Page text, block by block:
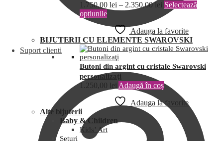
Suport clienti
1.750,00 lei – 2.350,00lei Selectează
opțiunile
Adauga la favorite
BIJUTERII CU ELEMENTE SWAROVSKI
Butoni din argint cu cristale Swarovski
personalizaţi
1.250,00 lei Adaugă în coș
Adauga la favorite
Alte bijuterii
Baby & Children
Kids’ Art
Seturi